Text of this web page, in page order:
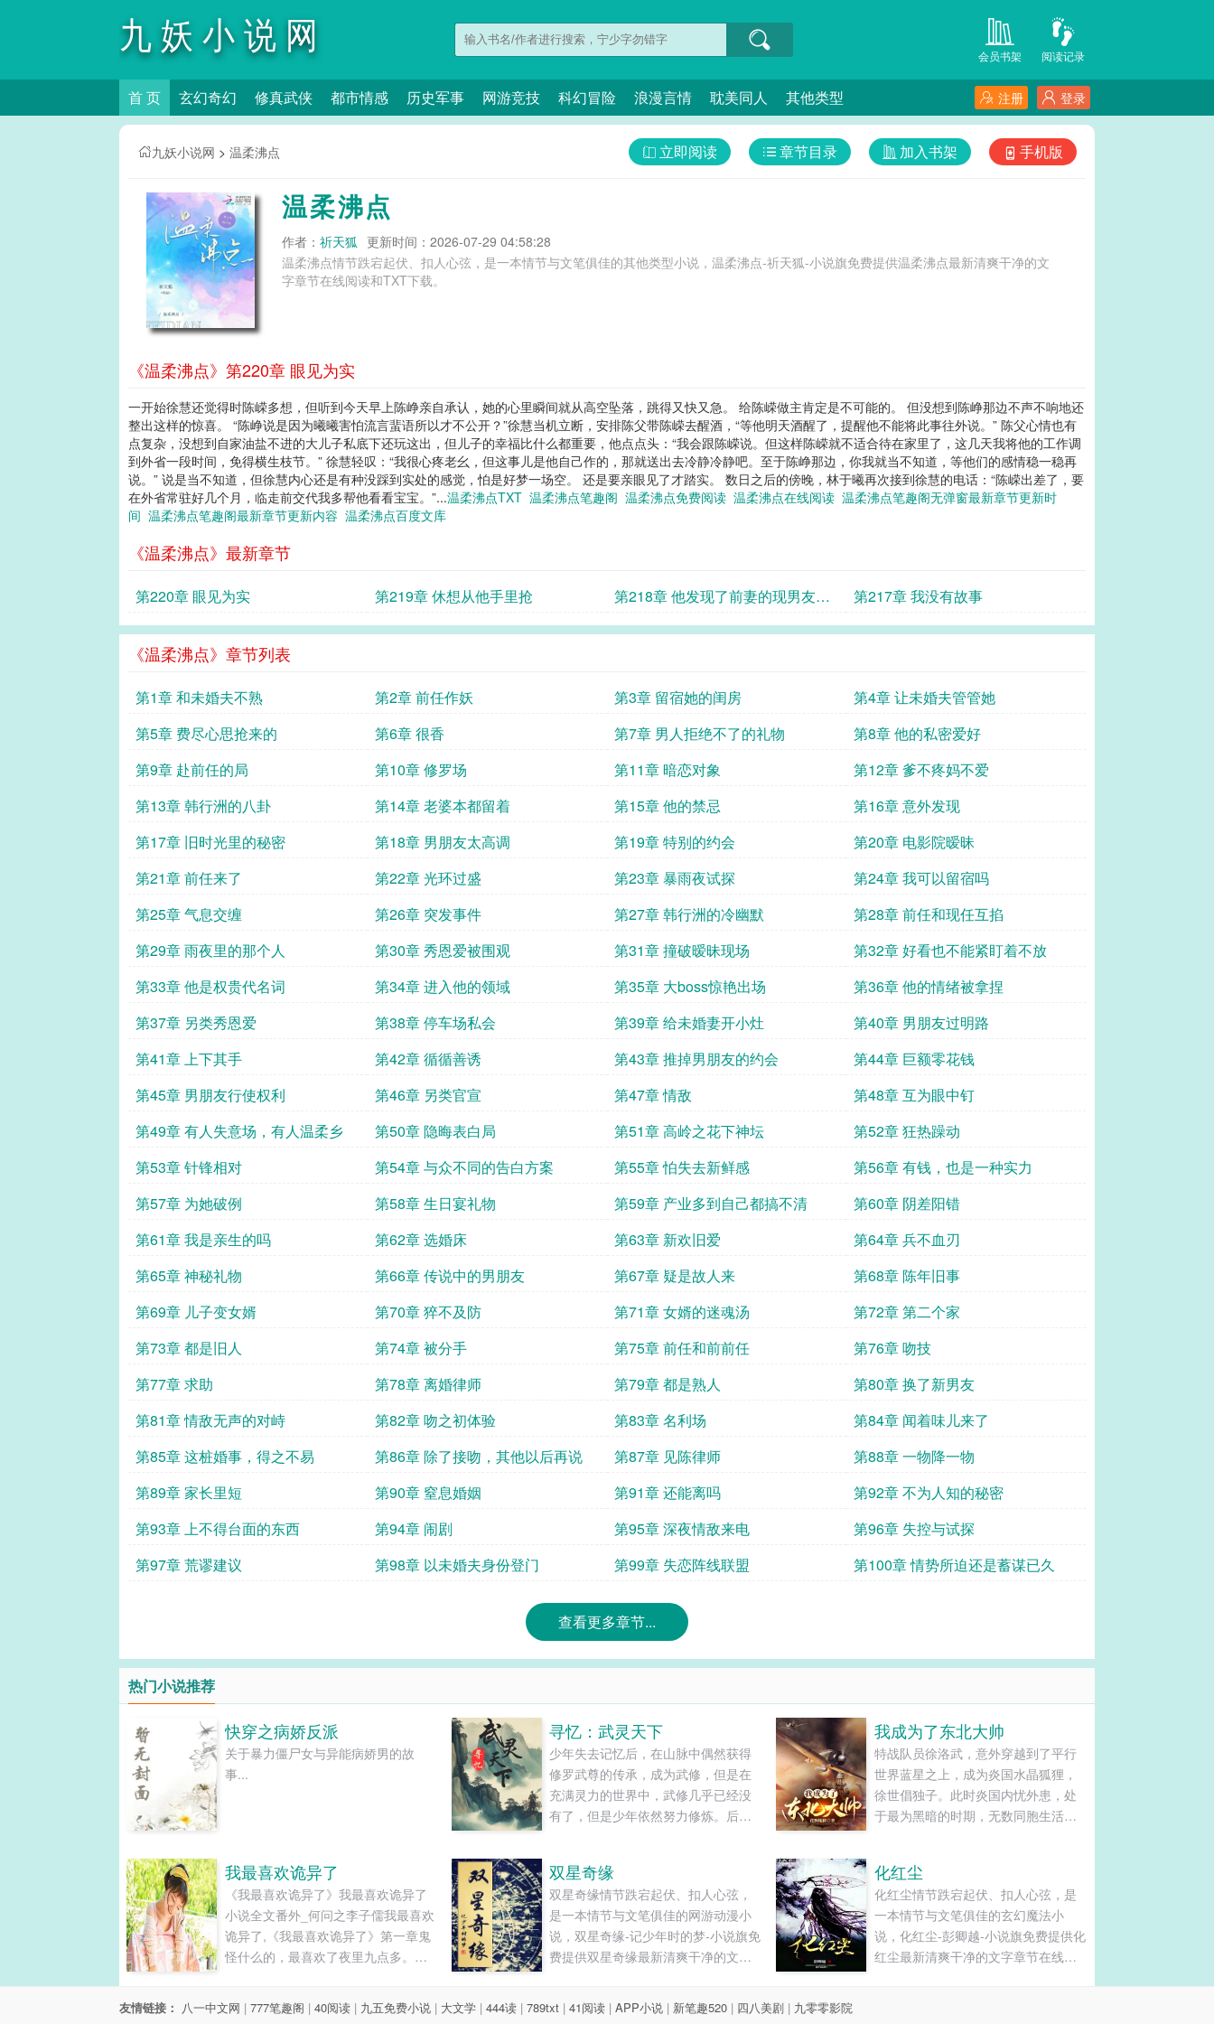
九妖小说网 阅读记录
会员书架
首 页 玄幻奇幻 修真武侠 都市情感 历史军事 网游竞技 科幻冒险 浪漫言情 耽美同人 其他类型 登录
注册
九妖小说网 > 温柔沸点 手机版
加入书架
章节目录
立即阅读
温柔沸点
作者： 祈天狐 更新时间：2026-07-29 04:58:28
温柔沸点情节跌宕起伏、扣人心弦，是一本情节与文笔俱佳的其他类型小说，温柔沸点-祈天狐-小说旗免费提供温柔沸点最新清爽干净的文
字章节在线阅读和TXT下载。
《温柔沸点》第220章 眼见为实
一开始徐慧还觉得时陈嵘多想，但听到今天早上陈峥亲自承认，她的心里瞬间就从高空坠落，跳得又快又急。 给陈嵘做主肯定是不可能的。 但没想到陈峥那边不声不响地还
整出这样的惊喜。 “陈峥说是因为曦曦害怕流言蜚语所以才不公开？”徐慧当机立断，安排陈父带陈嵘去醒酒，“等他明天酒醒了，提醒他不能将此事往外说。” 陈父心情也有
点复杂，没想到自家油盐不进的大儿子私底下还玩这出，但儿子的幸福比什么都重要，他点点头：“我会跟陈嵘说。但这样陈嵘就不适合待在家里了，这几天我将他的工作调
到外省一段时间，免得横生枝节。” 徐慧轻叹：“我很心疼老幺，但这事儿是他自己作的，那就送出去冷静冷静吧。至于陈峥那边，你我就当不知道，等他们的感情稳一稳再
说。” 说是当不知道，但徐慧内心还是有种没踩到实处的感觉，怕是好梦一场空。 还是要亲眼见了才踏实。 数日之后的傍晚，林于曦再次接到徐慧的电话：“陈嵘出差了，要
在外省常驻好几个月，临走前交代我多帮他看看宝宝。”...温柔沸点TXT 温柔沸点笔趣阁 温柔沸点免费阅读 温柔沸点在线阅读 温柔沸点笔趣阁无弹窗最新章节更新时
间 温柔沸点笔趣阁最新章节更新内容 温柔沸点百度文库
《温柔沸点》最新章节
第220章 眼见为实 第219章 休想从他手里抢
第218章 他发现了前妻的现男友身
份
第217章 我没有故事
《温柔沸点》章节列表
第1章 和未婚夫不熟 第2章 前任作妖 第3章 留宿她的闺房
第4章 让未婚夫管管她
第5章 费尽心思抢来的
第6章 很香 第7章 男人拒绝不了的礼物
第8章 他的私密爱好
第9章 赴前任的局
第10章 修罗场 第11章 暗恋对象
第12章 爹不疼妈不爱
第13章 韩行洲的八卦
第14章 老婆本都留着 第15章 他的禁忌
第16章 意外发现
第17章 旧时光里的秘密
第18章 男朋友太高调 第19章 特别的约会
第20章 电影院暧昧
第21章 前任来了
第22章 光环过盛 第23章 暴雨夜试探
第24章 我可以留宿吗
第25章 气息交缠
第26章 突发事件 第27章 韩行洲的冷幽默
第28章 前任和现任互掐
第29章 雨夜里的那个人
第30章 秀恩爱被围观 第31章 撞破暧昧现场
第32章 好看也不能紧盯着不放
第33章 他是权贵代名词
第34章 进入他的领域 第35章 大boss惊艳出场
第36章 他的情绪被拿捏
第37章 另类秀恩爱
第38章 停车场私会 第39章 给未婚妻开小灶
第40章 男朋友过明路
第41章 上下其手
第42章 循循善诱 第43章 推掉男朋友的约会
第44章 巨额零花钱
第45章 男朋友行使权利
第46章 另类官宣 第47章 情敌
第48章 互为眼中钉
第49章 有人失意场，有人温柔乡
第50章 隐晦表白局 第51章 高岭之花下神坛
第52章 狂热躁动
第53章 针锋相对
第54章 与众不同的告白方案 第55章 怕失去新鲜感
第56章 有钱，也是一种实力
第57章 为她破例
第58章 生日宴礼物 第59章 产业多到自己都搞不清
第60章 阴差阳错
第61章 我是亲生的吗
第62章 选婚床 第63章 新欢旧爱
第64章 兵不血刃
第65章 神秘礼物
第66章 传说中的男朋友 第67章 疑是故人来
第68章 陈年旧事
第69章 儿子变女婿
第70章 猝不及防 第71章 女婿的迷魂汤
第72章 第二个家
第73章 都是旧人
第74章 被分手 第75章 前任和前前任
第76章 吻技
第77章 求助
第78章 离婚律师 第79章 都是熟人
第80章 换了新男友
第81章 情敌无声的对峙
第82章 吻之初体验 第83章 名利场
第84章 闻着味儿来了
第85章 这桩婚事，得之不易
第86章 除了接吻，其他以后再说 第87章 见陈律师
第88章 一物降一物
第89章 家长里短
第90章 窒息婚姻 第91章 还能离吗
第92章 不为人知的秘密
第93章 上不得台面的东西
第94章 闹剧 第95章 深夜情敌来电
第96章 失控与试探
第97章 荒谬建议
第98章 以未婚夫身份登门 第99章 失恋阵线联盟 第100章 情势所迫还是蓄谋已久
查看更多章节...
热门小说推荐
快穿之病娇反派
关于暴力僵尸女与异能病娇男的故
事...
寻忆：武灵天下
少年失去记忆后，在山脉中偶然获得
修罗武尊的传承，成为武修，但是在
充满灵力的世界中，武修几乎已经没
有了，但是少年依然努力修炼。后
记忆，也为了达到世界之最。他踏上
了漫长的征途，一路上挑战各路强
者，不断磨练自己的技艺?。心中暗暗
发誓，一定要突破重重困难，实现......
我成为了东北大帅
特战队员徐洛武，意外穿越到了平行
世界蓝星之上，成为炎国水晶狐狸，
徐世倡独子。此时炎国内忧外患，处
于最为黑暗的时期，无数同胞生活在
尤其是东夷鬼子虎视眈眈。在这个紧
要关头，徐洛武毅然投身军旅，拯救
炎国拯救无数的同胞。将炎国打造为
世界霸主，横扫蛮夷，征服整个......
我最喜欢诡异了
《我最喜欢诡异了》我最喜欢诡异了
小说全文番外_何问之李子儒我最喜欢
诡异了,《我最喜欢诡异了》第一章鬼
怪什么的，最喜欢了夜里九点多。刘
公室。最近这几天一直在下雨，没完
没了的下，都已经一个多星期了。雨
双星奇缘
双星奇缘情节跌宕起伏、扣人心弦，
是一本情节与文笔俱佳的网游动漫小
说，双星奇缘-记少年时的梦-小说旗免
费提供双星奇缘最新清爽干净的文字
化红尘
化红尘情节跌宕起伏、扣人心弦，是
一本情节与文笔俱佳的玄幻魔法小
说，化红尘-彭卿越-小说旗免费提供化
红尘最新清爽干净的文字章节在线阅
友情链接： 八一中文网 | 777笔趣阁 | 40阅读 | 九五免费小说 | 大文学 | 444读 | 789txt | 41阅读 | APP小说 | 新笔趣520 | 四八美剧 | 九零零影院